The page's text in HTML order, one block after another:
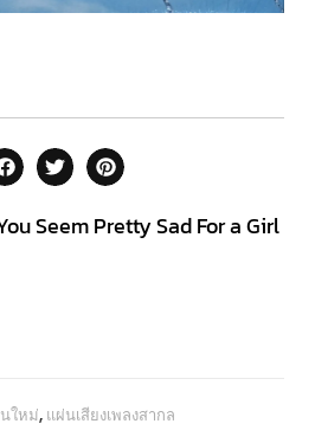
Seem Pretty Sad For a Girl
ใหม่, แผ่นเสียงเพลงสากล